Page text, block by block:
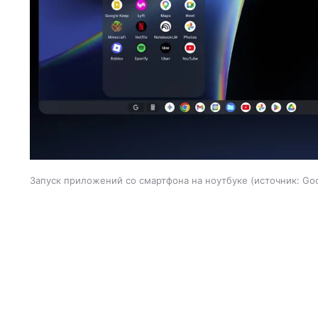
Запуск приложений со смартфона на ноутбуке источник: